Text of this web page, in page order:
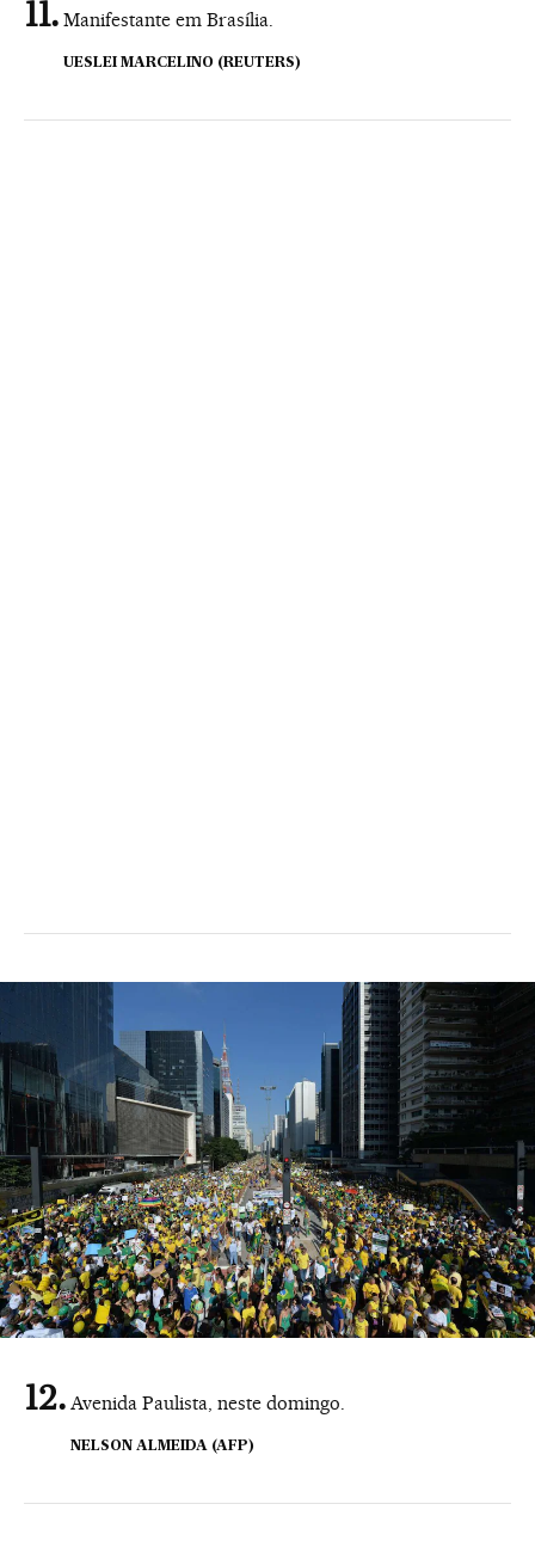
Manifestante em Brasília.
UESLEI MARCELINO (REUTERS)
Avenida Paulista, neste domingo.
NELSON ALMEIDA (AFP)